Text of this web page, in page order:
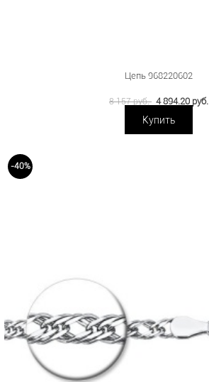
Цепь 968220602
8 157 руб. 4 894.20 руб.
Купить
-40%